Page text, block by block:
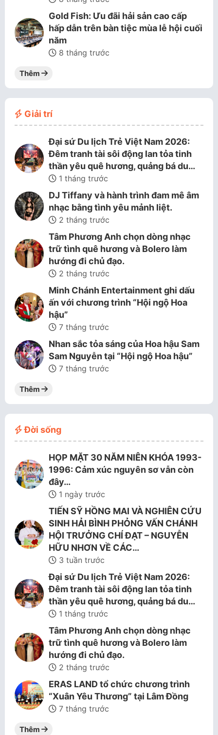
Gold Fish: Ưu đãi hải sản cao cấp
hấp dẫn trên bàn tiệc mùa lễ hội cuối
năm
8 tháng trước
Thêm
Giải trí
Đại sứ Du lịch Trẻ Việt Nam 2026:
Đêm tranh tài sôi động lan tỏa tinh
thần yêu quê hương, quảng bá du…
1 tháng trước
DJ Tiffany và hành trình đam mê âm
nhạc bằng tình yêu mảnh liệt.
2 tháng trước
Tâm Phương Anh chọn dòng nhạc
trữ tình quê hương và Bolero làm
hướng đi chủ đạo.
2 tháng trước
Minh Chánh Entertainment ghi dấu
ấn với chương trình “Hội ngộ Hoa
hậu”
7 tháng trước
Nhan sắc tỏa sáng của Hoa hậu Sam
Sam Nguyễn tại “Hội ngộ Hoa hậu”
7 tháng trước
Thêm
Đời sống
HỌP MẶT 30 NĂM NIÊN KHÓA 1993-
1996: Cảm xúc nguyên sơ vẫn còn
đây…
1 ngày trước
TIẾN SỸ HỒNG MAI VÀ NGHIÊN CỨU
SINH HẢI BÌNH PHỎNG VẤN CHÁNH
HỘI TRƯỞNG CHÍ ĐẠT – NGUYỄN
HỮU NHƠN VỀ CÁC…
3 tuần trước
Đại sứ Du lịch Trẻ Việt Nam 2026:
Đêm tranh tài sôi động lan tỏa tinh
thần yêu quê hương, quảng bá du…
1 tháng trước
Tâm Phương Anh chọn dòng nhạc
trữ tình quê hương và Bolero làm
hướng đi chủ đạo.
2 tháng trước
ERAS LAND tổ chức chương trình
“Xuân Yêu Thương” tại Lâm Đồng
7 tháng trước
Thêm